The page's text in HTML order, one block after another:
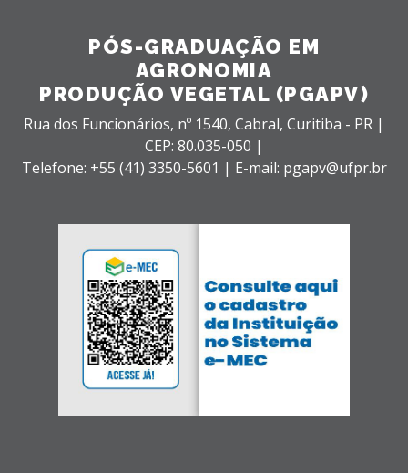
PÓS-GRADUAÇÃO EM
AGRONOMIA
PRODUÇÃO VEGETAL (PGAPV)
Rua dos Funcionários, nº 1540, Cabral, Curitiba - PR |
CEP: 80.035-050 |
Telefone: +55 (41) 3350-5601 | E-mail: pgapv@ufpr.br